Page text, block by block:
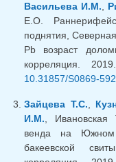
Васильева И.М.,
Е.О.
поднятия,
Pb возраст
корреляция.
10.31857/S0869-
Зайцева Т.С.,
И.М., Ивановская
венда на Южном
бакеевской